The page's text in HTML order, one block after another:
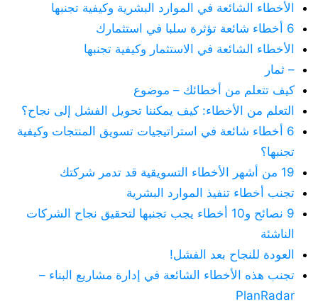
الأخطاء الشائعة في الموارد البشرية وكيفية تجنبها
6 أخطاء شائعة تؤثرة سلبا في استثمارك
الأخطاء الشائعة في الاستثمار وكيفية تجنبها
– ثمار
كيف تتعلم من أخطائك – موضوع
التعلم من الأخطاء: كيف يمكننا تحويل الفشل إلى نجاح؟
6 أخطاء شائعة في استراتيجيات تسويق المنتجات وكيفية
تجنبها؟
19 من أشهر الأخطاء التسويقية قد تدمر شركتك
تجنب أخطاء تنفيذ الموارد البشرية
9 نصائح و10 أخطاء يجب تجنبها لتحقيق نجاح الشركات
الناشئة
العودة للنجاح بعد الفشل!
تجنب هذه الأخطاء الشائعة في إدارة مشاريع البناء –
PlanRadar